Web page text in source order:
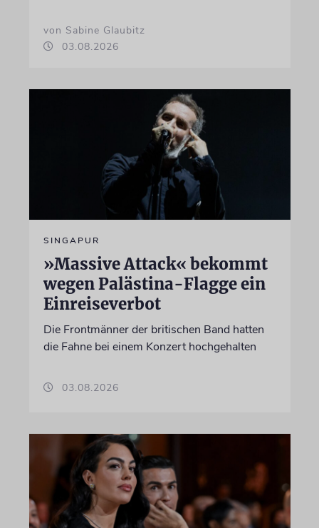
von Sabine Glaubitz
03.08.2026
SINGAPUR
»Massive Attack« bekommt
wegen Palästina-Flagge ein
Einreiseverbot
Die Frontmänner der britischen Band hatten
die Fahne bei einem Konzert hochgehalten
03.08.2026